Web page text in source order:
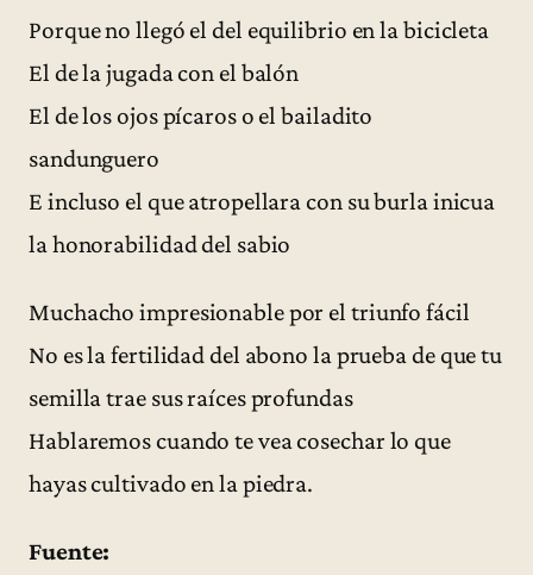
Porque no llegó el del equilibrio en la bicicleta
El de la jugada con el balón
El de los ojos pícaros o el bailadito
sandunguero
E incluso el que atropellara con su burla inicua
la honorabilidad del sabio
Muchacho impresionable por el triunfo fácil
No es la fertilidad del abono la prueba de que tu
semilla trae sus raíces profundas
Hablaremos cuando te vea cosechar lo que
hayas cultivado en la piedra.
Fuente: